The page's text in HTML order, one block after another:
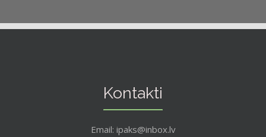
Kontakti
Email: ipaks@inbox.lv